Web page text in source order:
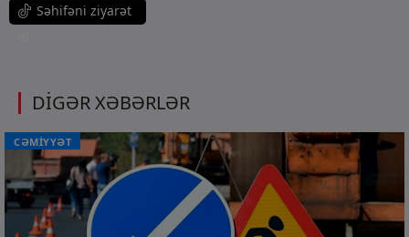
Səhifəni ziyarət
DİGƏR XƏBƏRLƏR
CƏMİYYƏT